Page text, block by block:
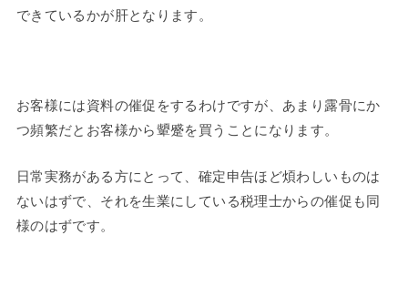
できているかが肝となります。
お客様には資料の催促をするわけですが、あまり露骨にか
つ頻繁だとお客様から顰蹙を買うことになります。
日常実務がある方にとって、確定申告ほど煩わしいものは
ないはずで、それを生業にしている税理士からの催促も同
様のはずです。